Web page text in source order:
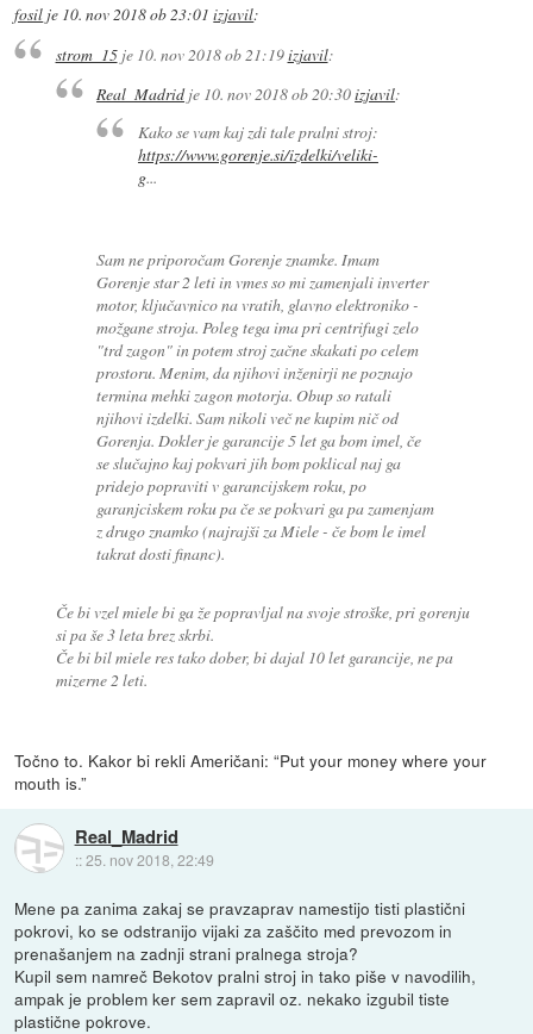
fosil je 10. nov 2018 ob 23:01 izjavil:
strom_15je 10. nov 2018 ob 21:19izjavil:
Real_Madridje 10. nov 2018 ob 20:30izjavil:
Kako se vam kaj zdi tale pralni stroj:
https://www.gorenje.si/izdelki/veliki-
g...
Sam ne priporočam Gorenje znamke. Imam
Gorenje star 2 leti in vmes so mi zamenjali inverter
motor, ključavnico na vratih, glavno elektroniko -
možgane stroja. Poleg tega ima pri centrifugi zelo
"trd zagon" in potem stroj začne skakati po celem
prostoru. Menim, da njihovi inženirji ne poznajo
termina mehki zagon motorja. Obup so ratali
njihovi izdelki. Sam nikoli več ne kupim nič od
Gorenja. Dokler je garancije 5 let ga bom imel, če
se slučajno kaj pokvari jih bom poklical naj ga
pridejo popraviti v garancijskem roku, po
garanjciskem roku pa če se pokvari ga pa zamenjam
z drugo znamko (najrajši za Miele - če bom le imel
takrat dosti financ).
Če bi vzel miele bi ga že popravljal na svoje stroške, pri gorenju
si pa še 3 leta brez skrbi.
Če bi bil miele res tako dober, bi dajal 10 let garancije, ne pa
mizerne 2 leti.
Točno to. Kakor bi rekli Američani: “Put your money where your
mouth is.”
Real_Madrid
::25. nov 2018, 22:49
Mene pa zanima zakaj se pravzaprav namestijo tisti plastični
pokrovi, ko se odstranijo vijaki za zaščito med prevozom in
prenašanjem na zadnji strani pralnega stroja?
Kupil sem namreč Bekotov pralni stroj in tako piše v navodilih,
ampak je problem ker sem zapravil oz. nekako izgubil tiste
plastične pokrove.